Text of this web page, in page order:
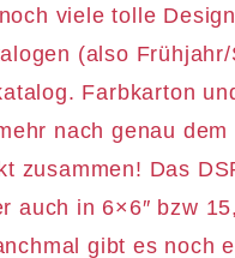
viele tolle
(also
Farbkarton
nach genau
zusammen! Das
auch in 6×6″ bzw
gibt es noch